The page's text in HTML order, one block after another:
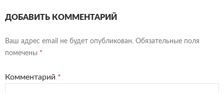
ДОБАВИТЬ КОММЕНТАРИЙ
Ваш адрес email не будет опубликован. Обязательные поля
помечены *
Комментарий *